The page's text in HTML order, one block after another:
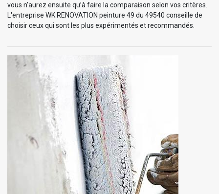
vous n'aurez ensuite qu’à faire la comparaison selon vos critères.
L'entreprise WK RENOVATION peinture 49 du 49540 conseille de
choisir ceux qui sont les plus expérimentés et recommandés.